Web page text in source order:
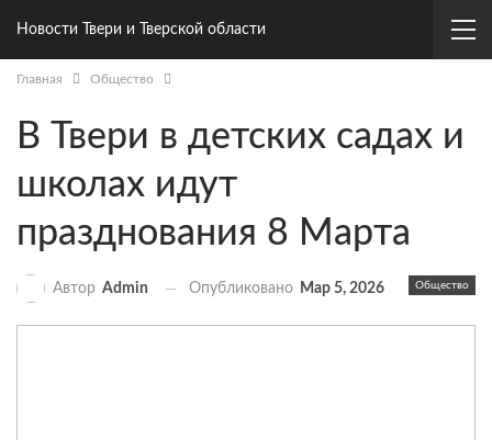
Новости Твери и Тверской области
Главная Общество
В Твери в детских садах и
школах идут
празднования 8 Марта
Общество
Автор Admin Опубликовано Мар 5, 2026